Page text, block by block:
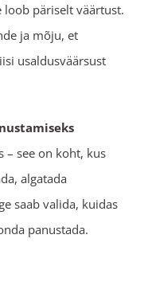
päriselt väärtust.
ja mõju, et
usaldusväärsust
– see on koht, kus
algatada
saab valida, kuidas
panustada.